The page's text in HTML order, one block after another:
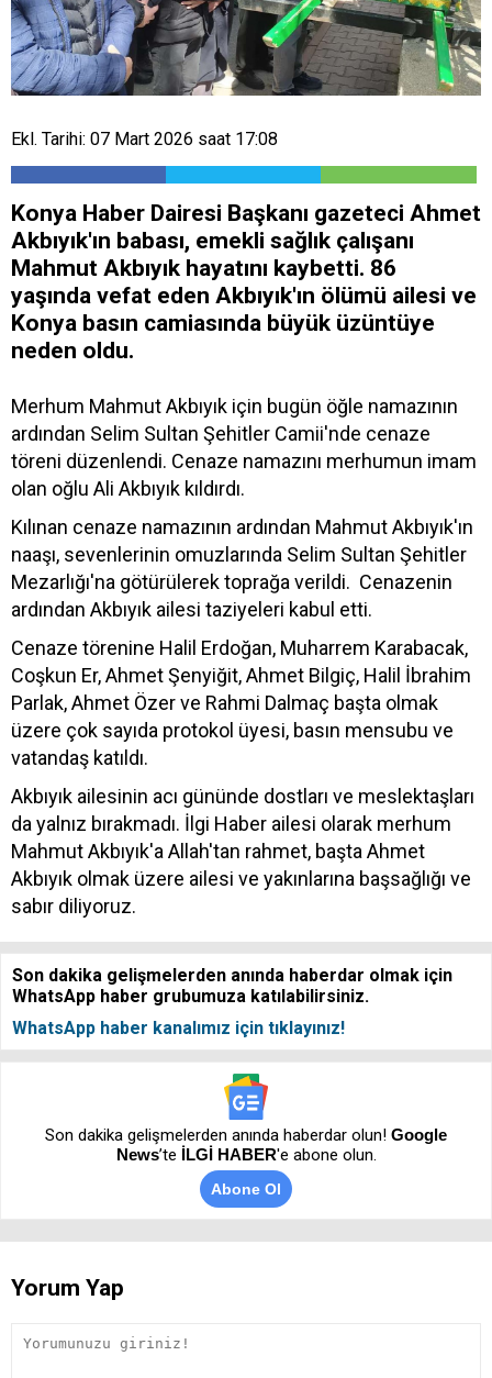
Ekl. Tarihi: 07 Mart 2026 saat 17:08
Konya Haber Dairesi Başkanı gazeteci Ahmet
Akbıyık'ın babası, emekli sağlık çalışanı
Mahmut Akbıyık hayatını kaybetti. 86
yaşında vefat eden Akbıyık'ın ölümü ailesi ve
Konya basın camiasında büyük üzüntüye
neden oldu.
Merhum Mahmut Akbıyık için bugün öğle namazının
ardından Selim Sultan Şehitler Camii'nde cenaze
töreni düzenlendi. Cenaze namazını merhumun imam
olan oğlu Ali Akbıyık kıldırdı.
Kılınan cenaze namazının ardından Mahmut Akbıyık'ın
naaşı, sevenlerinin omuzlarında Selim Sultan Şehitler
Mezarlığı'na götürülerek toprağa verildi. Cenazenin
ardından Akbıyık ailesi taziyeleri kabul etti.
Cenaze törenine Halil Erdoğan, Muharrem Karabacak,
Coşkun Er, Ahmet Şenyiğit, Ahmet Bilgiç, Halil İbrahim
Parlak, Ahmet Özer ve Rahmi Dalmaç başta olmak
üzere çok sayıda protokol üyesi, basın mensubu ve
vatandaş katıldı.
Akbıyık ailesinin acı gününde dostları ve meslektaşları
da yalnız bırakmadı. İlgi Haber ailesi olarak merhum
Mahmut Akbıyık'a Allah'tan rahmet, başta Ahmet
Akbıyık olmak üzere ailesi ve yakınlarına başsağlığı ve
sabır diliyoruz.
Son dakika gelişmelerden anında haberdar olmak için
WhatsApp haber grubumuza katılabilirsiniz.
WhatsApp haber kanalımız için tıklayınız!
Son dakika gelişmelerden anında haberdar olun! Google
News’te İLGİ HABER'e abone olun.
Abone Ol
Yorum Yap